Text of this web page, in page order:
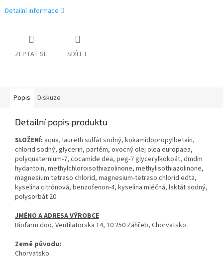
Detailní informace
ZEPTAT SE SDÍLET
Popis Diskuze
Detailní popis produktu
SLOŽENÍ: aqua, laureth sulfát sodný, kokamidopropylbetain,
chlorid sodný, glycerin, parfém, ovocný olej olea europaea,
polyquaternium-7, cocamide dea, peg-7 glycerylkokoát, dmdm
hydantoin, methylchloroisothiazolinone, methylisothiazolinone,
magnesium tetraso chlorid, magnesium-tetraso chlorid edta,
kyselina citrónová, benzofenon-4, kyselina mléčná, laktát sodný,
polysorbát 20
JMÉNO A ADRESA VÝROBCE
Biofarm doo, Ventilatorska 14, 10 250 Záhřeb, Chorvatsko
Země původu:
Chorvatsko